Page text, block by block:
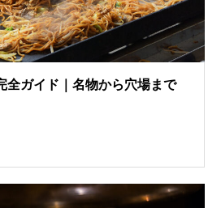
全ガイド｜名物から穴場まで